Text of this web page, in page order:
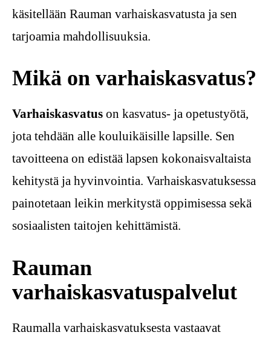
käsitellään Rauman varhaiskasvatusta ja sen
tarjoamia mahdollisuuksia.
Mikä on varhaiskasvatus?
Varhaiskasvatus on kasvatus- ja opetustyötä,
jota tehdään alle kouluikäisille lapsille. Sen
tavoitteena on edistää lapsen kokonaisvaltaista
kehitystä ja hyvinvointia. Varhaiskasvatuksessa
painotetaan leikin merkitystä oppimisessa sekä
sosiaalisten taitojen kehittämistä.
Rauman
varhaiskasvatuspalvelut
Raumalla varhaiskasvatuksesta vastaavat